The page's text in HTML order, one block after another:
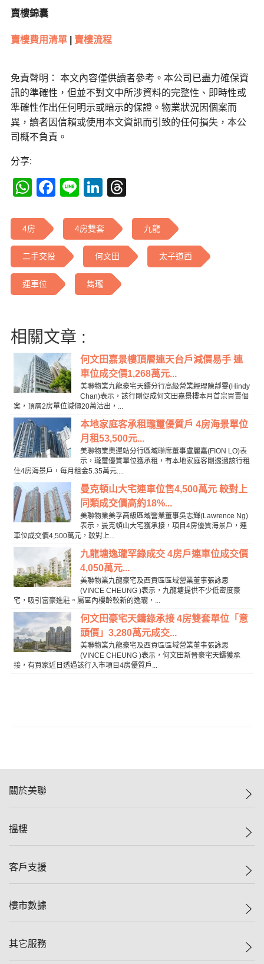
賣樓錦囊
賣樓費用清單| 賣樓流程
免責聲明： 本文內容僅供讀者參考。本公司已盡力確保資
訊的準確性，但並不對文中所涉資料的完整性、即時性或
準確性作出任何明示或暗示的保證。物業狀況因個案而
異，讀者因信賴或使用本文資訊而引致的任何損失，本公
司概不負責。
分享:
WhatsApp
Facebook
LineLinkedIn
4房 4房雙套 九龍
二手交投 何文田 太子道西
連車位 雋瓏
相關文章 :
何文田嘉景樓頂層連天台戶減價易手 連
車位成交價1,268萬元...
美聯物業九龍豪宅天鑄分行高級營業經理陳靜雯(Hindy
Chan)表示，該行剛促成何文田嘉景樓本月首宗買賣個
案，頂層2房單位減價20萬沽出，...
本地家庭客承租瓏璽優質戶 4房海景單位
月租53,500元...
美聯物業奧運站分行區域聯席董事盧麗嘉(FION LO)表
示，瓏璽優質單位獲承租，有本地家庭客剛透過該行租
住4房海景戶，每月租金5.35萬元....
曼克頓山大宅連車位售4,500萬元 較對上
同類成交價高約18%...
美聯物業美孚高級區域營業董事吳志輝(Lawrence Ng)
表示，曼克頓山大宅獲承接，項目4房優質海景戶，連
車位成交價4,500萬元，較對上...
九龍塘逸瓏罕錄成交 4房戶連車位成交價
4,050萬元...
美聯物業九龍豪宅及西貢區區域營業董事張詠思
(VINCE CHEUNG )表示，九龍塘提供不少低密度豪
宅，吸引富豪進駐。屬區內樓齡較新的逸瓏，...
何文田豪宅天鑄錄承接 4房雙套單位「意
頭價」3,280萬元成交...
美聯物業九龍豪宅及西貢區區域營業董事張詠思
(VINCE CHEUNG )表示，何文田新晉豪宅天鑄獲承
接，有買家近日透過該行入市項目4房優質戶...
關於美聯
美聯集團
人才招募
搵樓
一手新盤
減價
美聯豪宅
客戶支援
自助放盤
查詢熱線
樓市數據
樓價指數
其它服務